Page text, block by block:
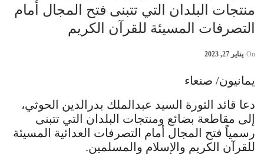
منتجات البلدان التي تتبنى فتح المجال أمام
التصرفات المسيئة للقرآن الكريم
On يناير 27, 2023
يمانيون/ صنعاء
دعا قائد الثورة السيد عبدالملك بدرالدين الحوثي،
إلى مقاطعة بضائع ومنتجات البلدان التي تتبنى
رسمياً فتح المجال أمام التصرفات العدائية المسيئة
للقرآن الكريم والإسلام والمسلمين.